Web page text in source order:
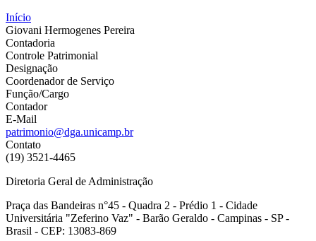
Início
Giovani Hermogenes Pereira
Contadoria
Controle Patrimonial
Designação
Coordenador de Serviço
Função/Cargo
Contador
E-Mail
patrimonio@dga.unicamp.br
Contato
(19) 3521-4465
Diretoria Geral de Administração
Praça das Bandeiras n°45 - Quadra 2 - Prédio 1 - Cidade
Universitária "Zeferino Vaz" - Barão Geraldo - Campinas - SP -
Brasil - CEP: 13083-869